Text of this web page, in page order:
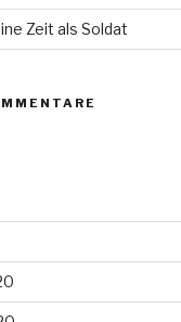
Zeit als Soldat